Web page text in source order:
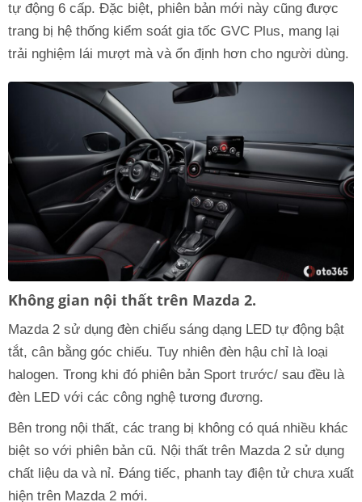
tự động 6 cấp. Đặc biệt, phiên bản mới này cũng được
trang bị hệ thống kiểm soát gia tốc GVC Plus, mang lại
trải nghiệm lái mượt mà và ổn định hơn cho người dùng.
Không gian nội thất trên Mazda 2.
Mazda 2 sử dụng đèn chiếu sáng dạng LED tự động bật
tắt, cân bằng góc chiếu. Tuy nhiên đèn hậu chỉ là loại
halogen. Trong khi đó phiên bản Sport trước/ sau đều là
đèn LED với các công nghệ tương đương.
Bên trong nội thất, các trang bị không có quá nhiều khác
biệt so với phiên bản cũ. Nội thất trên Mazda 2 sử dụng
chất liệu da và nỉ. Đáng tiếc, phanh tay điện tử chưa xuất
hiện trên Mazda 2 mới.